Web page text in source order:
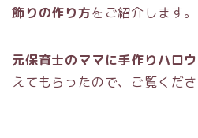
飾りの作り方をご紹介します。
元保育士のママに手作りハロ
えてもらったので、ご覧くだ